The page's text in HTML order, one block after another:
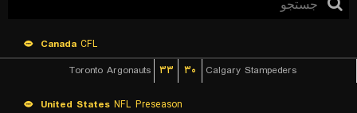
Canada CFL
Toronto Argonauts ۳۳ ۳۰ Calgary Stampeders
United States NFL Preseason